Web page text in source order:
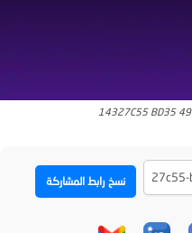
14327C55 BD35
نسخ رابط المشاركة